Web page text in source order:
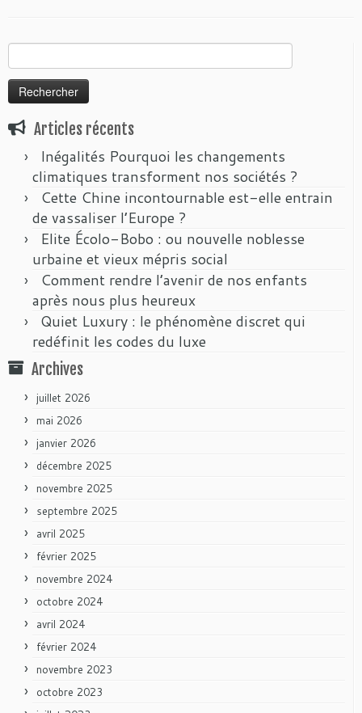
Articles récents
Inégalités Pourquoi les changements
climatiques transforment nos sociétés ?
Cette Chine incontournable est-elle entrain
de vassaliser l’Europe ?
Elite Écolo-Bobo : ou nouvelle noblesse
urbaine et vieux mépris social
Comment rendre l’avenir de nos enfants
après nous plus heureux
Quiet Luxury : le phénomène discret qui
redéfinit les codes du luxe
Archives
juillet 2026
mai 2026
janvier 2026
décembre 2025
novembre 2025
septembre 2025
avril 2025
février 2025
novembre 2024
octobre 2024
avril 2024
février 2024
novembre 2023
octobre 2023